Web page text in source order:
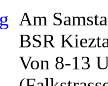
Am
BSR
Von 8-13